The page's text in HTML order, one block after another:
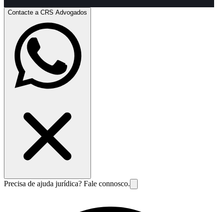
Contacte a CRS Advogados
Precisa de ajuda jurídica? Fale connosco.